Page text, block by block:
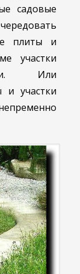
садовые
плиты и
участки
Или
участки